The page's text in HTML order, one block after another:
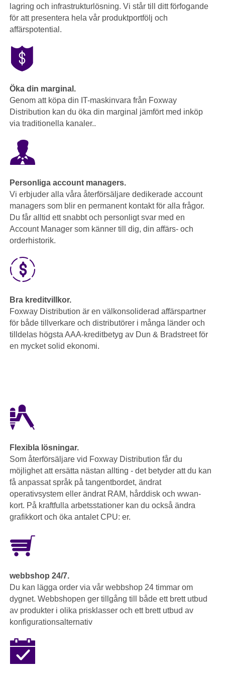
lagring och infrastrukturlösning. Vi står till ditt förfogande
för att presentera hela vår produktportfölj och
affärspotential.
Öka din marginal.
Genom att köpa din IT-maskinvara från Foxway
Distribution kan du öka din marginal jämfört med inköp
via traditionella kanaler..
Personliga account managers.
Vi erbjuder alla våra återförsäljare dedikerade account
managers som blir en permanent kontakt för alla frågor.
Du får alltid ett snabbt och personligt svar med en
Account Manager som känner till dig, din affärs- och
orderhistorik.
Bra kreditvillkor.
Foxway Distribution är en välkonsoliderad affärspartner
för både tillverkare och distributörer i många länder och
tilldelas högsta AAA-kreditbetyg av Dun & Bradstreet för
en mycket solid ekonomi.
Flexibla lösningar.
Som återförsäljare vid Foxway Distribution får du
möjlighet att ersätta nästan allting - det betyder att du kan
få anpassat språk på tangentbordet, ändrat
operativsystem eller ändrat RAM, hårddisk och wwan-
kort. På kraftfulla arbetsstationer kan du också ändra
grafikkort och öka antalet CPU: er.
webbshop 24/7.
Du kan lägga order via vår webbshop 24 timmar om
dygnet. Webbshopen ger tillgång till både ett brett utbud
av produkter i olika prisklasser och ett brett utbud av
konfigurationsalternativ